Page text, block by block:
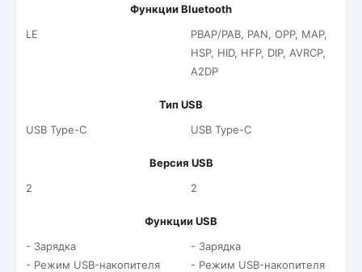
Функции Bluetooth
LE
PBAP/PAB, PAN, OPP, MAP,
HSP, HID, HFP, DIP, AVRCP,
A2DP
Тип USB
USB Type-C
USB Type-C
Версия USB
2
2
Функции USB
- Зарядка
- Режим USB-накопителя
- Зарядка
- Режим USB-накопителя